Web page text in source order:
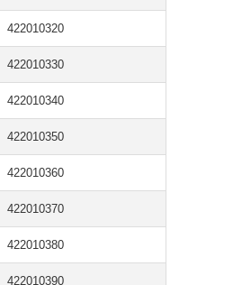
422010320
422010330
422010340
422010350
422010360
422010370
422010380
422010390